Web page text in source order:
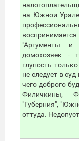
на Южнои
"Аргументы и
домохозяек -
глупость
не следует в
чего доброго
Филичкины,
"Губерния",
оттуда.